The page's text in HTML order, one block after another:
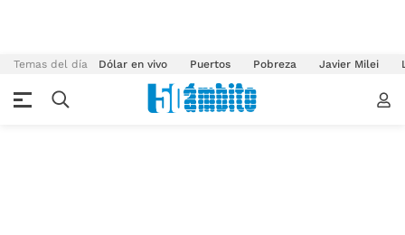
Temas del día Dólar en vivo Puertos Pobreza Javier Milei